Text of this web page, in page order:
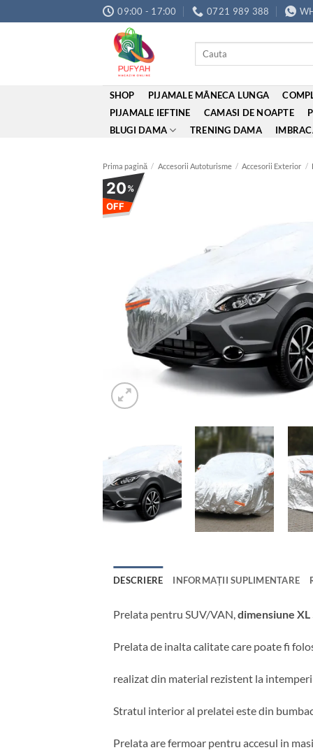
to
09:00 - 17:00 0721 989 388
Caută
SHOP PIJAMALE MÂNECA LUNGA
PIJAMALE IEFTINE
CAMASI DE NOAPTE
BLUGI DAMA
TRENING DAMA
Prima pagină / Accesorii Autoturisme / Accesorii Exterior /
20%
OFF
DESCRIERE INFORMAȚII SUPLIMENTARE
Prelata pentru SUV/VAN,dimensiune
Prelata de inalta calitate care poate fi
realizat din material rezistent la
Stratul interior al prelatei este din
Prelata are fermoar pentru accesul in